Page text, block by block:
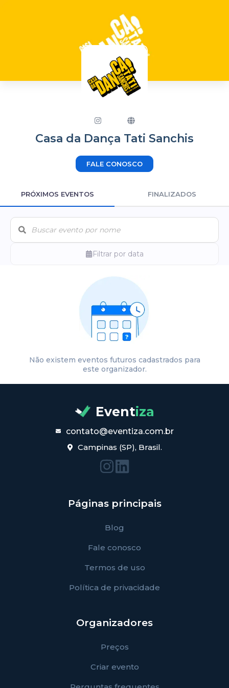
Casa da Dança Tati Sanchis
FALE CONOSCO
PRÓXIMOS EVENTOS FINALIZADOS
Filtrar por data
Não existem eventos futuros cadastrados para
este organizador.
Eventiza
contato@eventiza.com.br
Campinas (SP), Brasil.
Páginas principais
Blog
Fale conosco
Termos de uso
Política de privacidade
Organizadores
Preços
Criar evento